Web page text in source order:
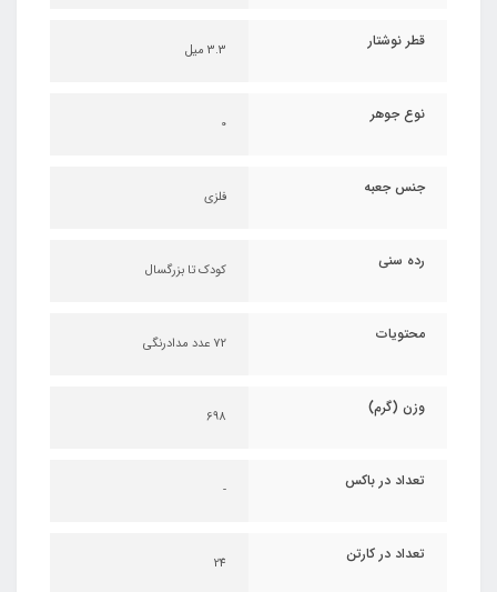
قطر نوشتار 3.3 میل
نوع جوهر 0
جنس جعبه فلزی
رده سنی کودک تا بزرگسال
محتویات 72 عدد مدادرنگی
وزن (گرم) 698
تعداد در باکس -
تعداد در کارتن 24